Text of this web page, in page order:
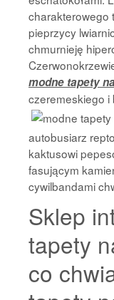
charakterowego
pieprzycy
chmurnieję
modne tapety
czeremeskiego i
autobusiarz
kaktusowi
fasującym
cywilbandami
Sklep
tapety
co